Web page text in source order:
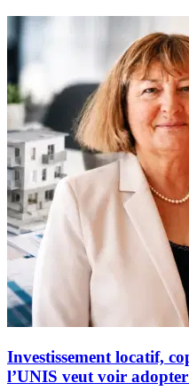
Investissement locatif,
l’UNIS veut voir